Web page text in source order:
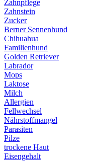
Zahnpflege
Zahnstein
Zucker
Berner Sennenhund
Chihuahua
Familienhund
Golden Retriever
Labrador
Mops
Laktose
Milch
Allergien
Fellwechsel
Nährstoffmangel
Parasiten
Pilze
trockene Haut
Eisengehalt